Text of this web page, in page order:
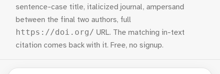
sentence-case title, italicized journal, ampersand
between the final two authors, full
https://doi.org/ URL. The matching in-text
citation comes back with it. Free, no signup.